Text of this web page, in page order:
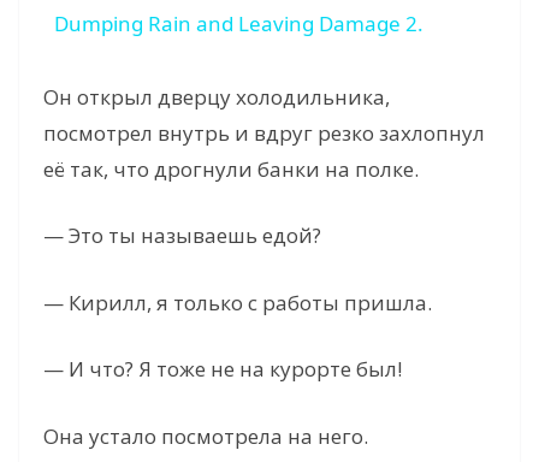
a
y
V
i
d
e
Dumping Rain and Leaving Damage 2.
Он открыл дверцу холодильника,
посмотрел внутрь и вдруг резко захлопнул
её так, что дрогнули банки на полке.
— Это ты называешь едой?
— Кирилл, я только с работы пришла.
— И что? Я тоже не на курорте был!
Она устало посмотрела на него.